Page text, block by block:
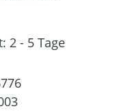
2 - 5 Tage